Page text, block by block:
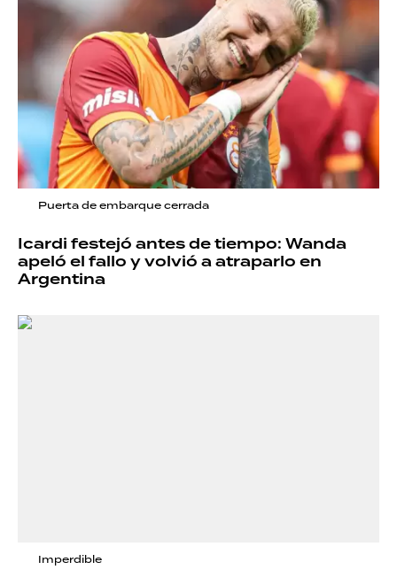
Puerta de embarque cerrada
Icardi festejó antes de tiempo: Wanda
apeló el fallo y volvió a atraparlo en
Argentina
Imperdible